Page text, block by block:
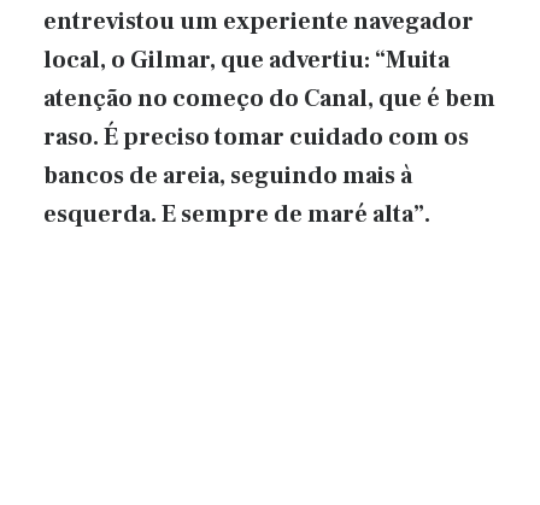
entrevistou um experiente navegador
local, o Gilmar, que advertiu: “Muita
atenção no começo do Canal, que é bem
raso. É preciso tomar cuidado com os
bancos de areia, seguindo mais à
esquerda. E sempre de maré alta”.